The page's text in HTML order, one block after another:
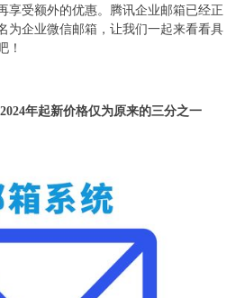
享受额外的优惠。腾讯企业邮箱已经正
为企业微信邮箱，让我们一起来看看具
！
年起新价格仅为原来的三分之一